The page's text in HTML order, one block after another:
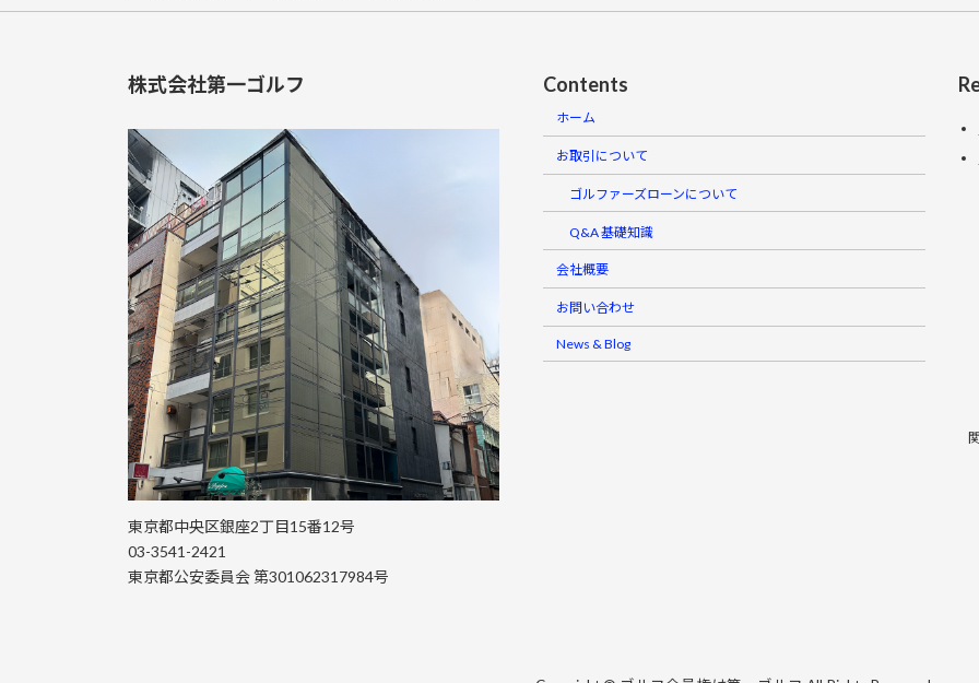
株式会社第一ゴルフ
東京都中央区銀座2丁目15番12号
03-3541-2421
東京都公安委員会 第301062317984号
Contents
ホーム
お取引について
ゴルファーズローンについて
Q&A 基礎知識
会社概要
お問い合わせ
News & Blog